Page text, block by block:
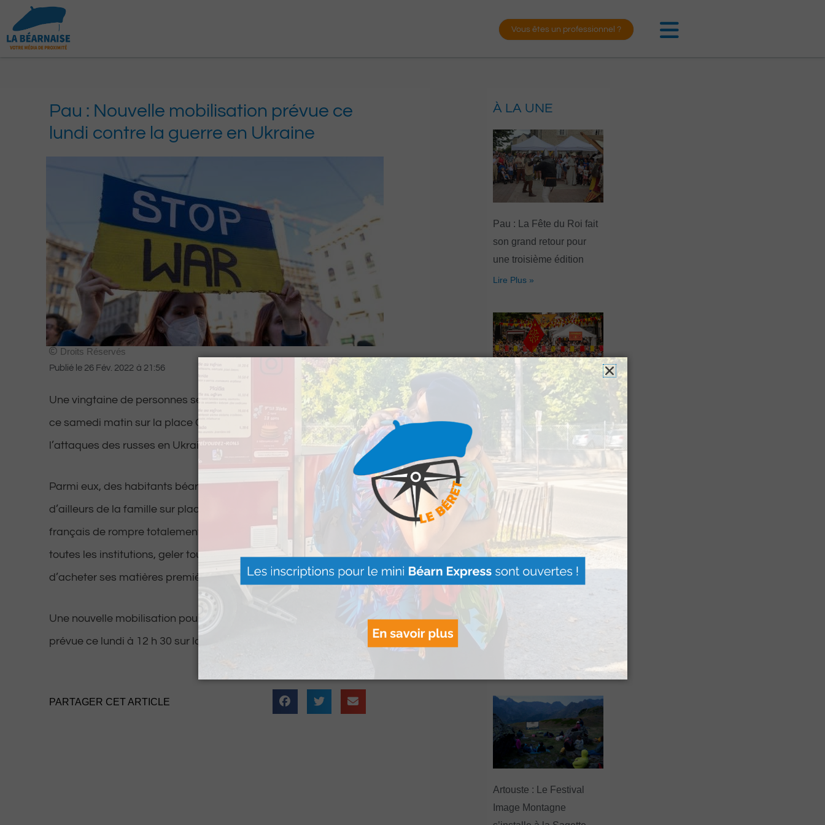
contenu
Vous êtes un professionnel ?
Pau : Nouvelle mobilisation prévue ce
lundi contre la guerre en Ukraine
Droits Réservés
Publié le 26 Fév. 2022 à 21:56
Une vingtaine de personnes se sont rassemblées spontanément
ce samedi matin sur la place Clemenceau à Pau, pour dénoncer
l’attaques des russes en Ukraine.
Parmi eux, des habitants béarnais d’origine ukrainienne, qui ont
d’ailleurs de la famille sur place, demandent au gouvernement
français de rompre totalement avec la Russie et ainsi exclure
toutes les institutions, geler tous ses avoirs financiers et arrêter
d’acheter ses matières premières.
Une nouvelle mobilisation pour soutenir les ukrainiens est d’ailleurs
prévue ce lundi à 12 h 30 sur la place Clemenceau à Pau.
PARTAGER CET ARTICLE
À LA UNE
Pau : La Fête du Roi fait
son grand retour pour
une troisième édition
Lire Plus »
Hestiv’Òc : Les férias
Béarnaises font leur
grand retour à Pau
Lire Plus »
offert par Version
Voyages pour les grands
Artouste : Le Festival
Image Montagne